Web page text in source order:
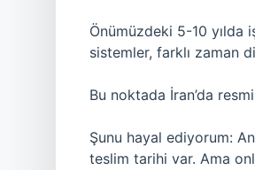
Önümüzdeki 5-10 yılda
sistemler, farklı zaman
Bu noktada İran’da
Şunu hayal ediyorum:
teslim tarihi var. Ama